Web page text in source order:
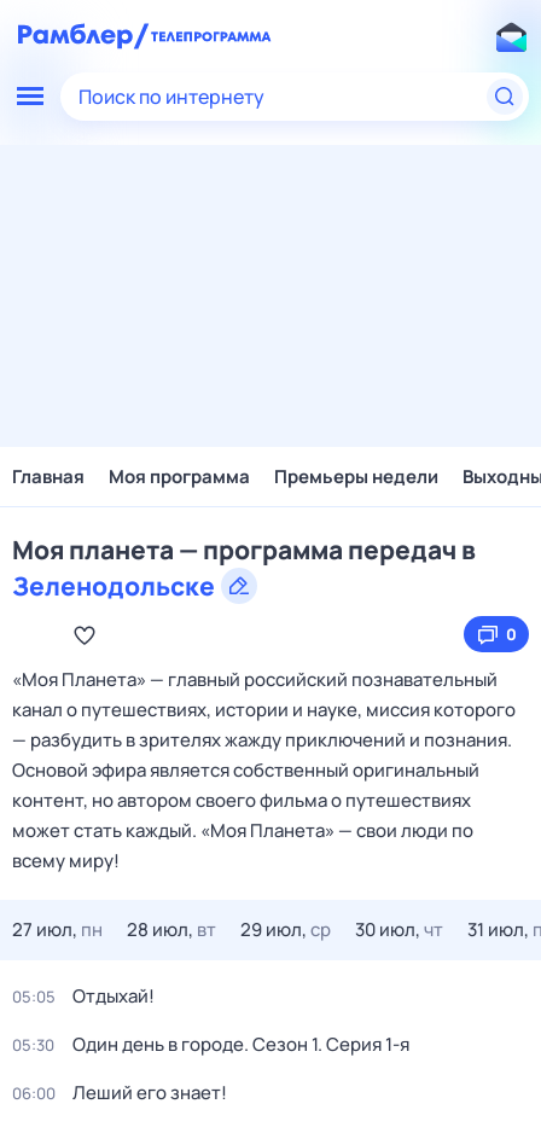
Поиск по интернету
Главная Моя программа Премьеры недели
Моя планета — программа передач в
Зеленодольске
0
«Моя Планета» — главный российский познавательный
канал о путешествиях, истории и науке, миссия которого
— разбудить в зрителях жажду приключений и познания.
Основой эфира является собственный оригинальный
контент, но автором своего фильма о путешествиях
может стать каждый. «Моя Планета» — свои люди по
всему миру!
27 июл, пн 28 июл, вт 29 июл,ср 30 июл,чт 31 июл,
05:05 Отдыхай!
05:30 Один день в городе. Сезон 1. Серия 1-я
06:00 Леший его знает!